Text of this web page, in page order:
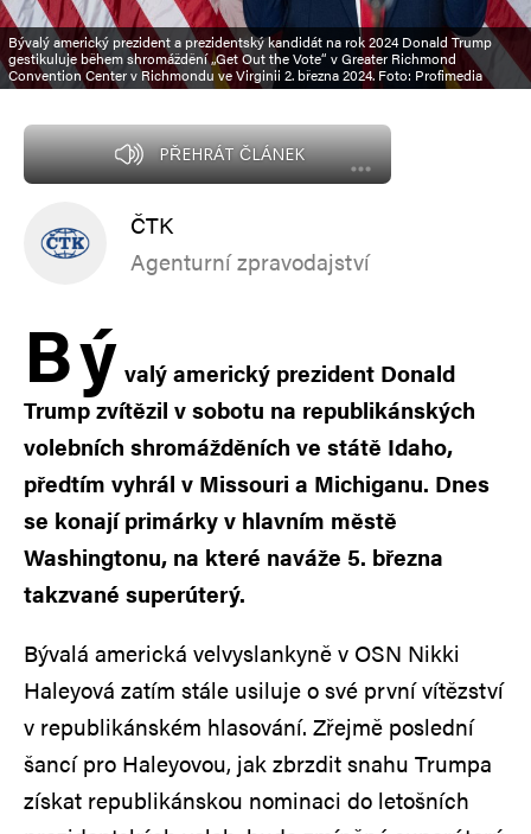
Bývalý americký prezident a prezidentský kandidát na rok 2024 Donald Trump
gestikuluje během shromáždění „Get Out the Vote“ v Greater Richmond
Convention Center v Richmondu ve Virginii 2. března 2024. Foto: Profimedia
PŘEHRÁT ČLÁNEK
ČTK
Agenturní zpravodajství
Bý valý americký prezident Donald
Trump zvítězil v sobotu na republikánských
volebních shromážděních ve státě Idaho,
předtím vyhrál v Missouri a Michiganu. Dnes
se konají primárky v hlavním městě
Washingtonu, na které naváže 5. března
takzvané superúterý.
Bývalá americká velvyslankyně v OSN Nikki
Haleyová zatím stále usiluje o své první vítězství
v republikánském hlasování. Zřejmě poslední
šancí pro Haleyovou, jak zbrzdit snahu Trumpa
získat republikánskou nominaci do letošních